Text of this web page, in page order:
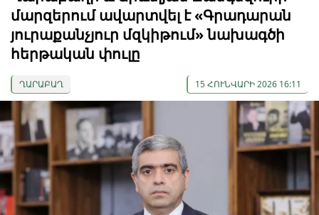
մարզերում ավարտվել է «Գրադարան
յուրաքանչյուր մզկիթում» նախագծի
հերթական փուլը
ՂԱՐԱԲԱՂ 15 ՀՈՒՆՎԱՐԻ 2026 16:11